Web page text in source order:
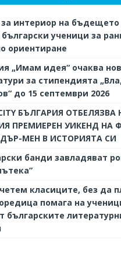
за интериор на
ученици за
ориентиране
„Имам идея“ очаква
за стипендията
до 15 септември 2026
CITY БЪЛГАРИЯ ОТБЕЛЯЗВА
ПРЕМИЕРЕН УИКЕНД НА
МЕН В ИСТОРИЯТА СИ
банди завладяват
класиците, без да
помага на
българските